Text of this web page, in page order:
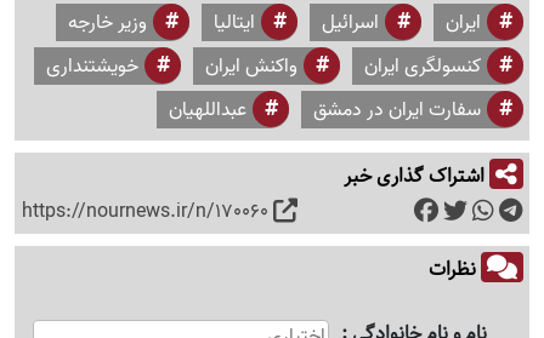
ایران اسرائیل ایتالیا
وزیر خارجه
کنسولگری ایران
واکنش ایران
خویشتنداری
سفارت ایران در دمشق
عبداللهیان
اشتراک گذاری خبر
https://nournews.ir/n/170060
نظرات